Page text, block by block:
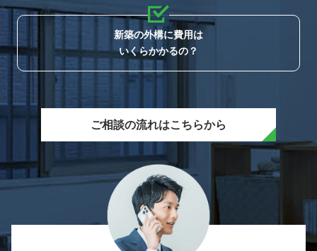
新築の外構に費用は
いくらかかるの？
ご相談の流れはこちらから